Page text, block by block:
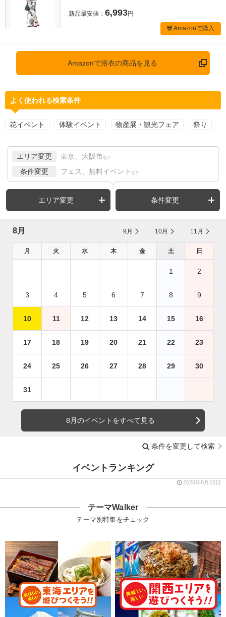
新品最安値： 6,993円
Amazonで購入
Amazonで浴衣の商品を見る
よく使われる検索条件
花イベント 体験イベント 物産展・観光フェア 祭り
エリア変更 東京、大阪市 など
条件変更 フェス、無料イベント など
エリア変更 条件変更
8月 9月 10月 11月
月 火 水 木 金 土 日
1 2
3 4 5 6 7 8 9
10 11 12 13 14 15 16
17 18 19 20 21 22 23
24 25 26 27 28 29 30
31
8月のイベントをすべて見る
条件を変更して検索
イベントランキング
2026年8月10日
テーマWalker
テーマ別特集をチェック